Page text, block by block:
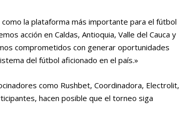
la plataforma más importante para el fútbol
acción en Caldas, Antioquia, Valle del Cauca y
comprometidos con generar oportunidades
del fútbol aficionado en el país.»
como Rushbet, Coordinadora, Electrolit,
hacen posible que el torneo siga